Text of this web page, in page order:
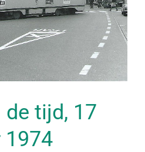
de tijd, 17
1974